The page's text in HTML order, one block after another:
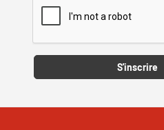
S'inscrire